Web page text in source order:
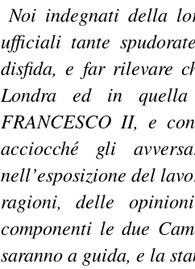
Noi indegnati della
ufficiali tante
disfida, e far rilevare
Londra ed in
FRANCESCO II, e
acciocché gli
nell’esposizione del
ragioni, delle
componenti le due
saranno a guida, e la